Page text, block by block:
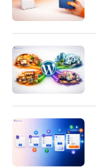
9.0